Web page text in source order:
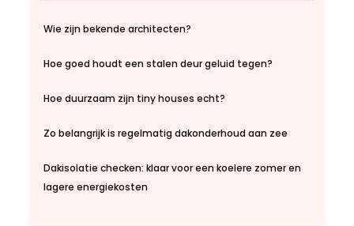
Wie zijn bekende architecten?
Hoe goed houdt een stalen deur geluid tegen?
Hoe duurzaam zijn tiny houses echt?
Zo belangrijk is regelmatig dakonderhoud aan zee
Dakisolatie checken: klaar voor een koelere zomer en
lagere energiekosten